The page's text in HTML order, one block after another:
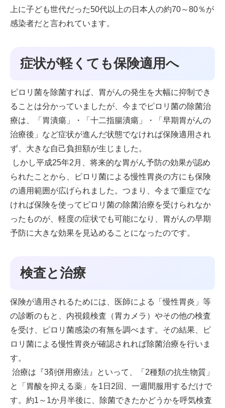
上に子ども世代だった50代以上の日本人の約70～80％が
感染者だと言われています。
症状が軽くても保険適用へ
ピロリ菌を除菌すれば、胃がんの発生を大幅に抑制でき
ることは分かっていましたが、今までピロリ菌の除菌治
療は、「胃潰瘍」・「十二指腸潰瘍」・「早期胃がんの
治療後」など症状が進んだ状態でなければ保険適用され
ず、大きな自己負担額が生じました。
しかし平成25年2月、将来的な胃がん予防の効果が認め
られたことから、ピロリ菌による慢性胃炎の方にも保険
の適用範囲が広げられました。つまり、今まで重症でな
ければ保険を使ってピロリ菌の除菌治療を受けられなか
ったものが、軽度の症状でも可能になり、胃がんの早期
予防に大きな効果を見込めることになったのです。
検査と治療
保険が適用されるためには、医師による「慢性胃炎」等
の診断のもと、内視鏡検査（胃カメラ）やその他の検査
を受け、ピロリ菌感染の有無を調べます。その結果、ピ
ロリ菌による慢性胃炎が確認されれば除菌治療を行いま
す。
治療は『3剤併用療法』といって、「2種類の抗生物質」
と「胃酸を抑える薬」を1日2回、一週間服用するだけで
す。約1～1か月半後に、除菌できたかどうかを呼気検査